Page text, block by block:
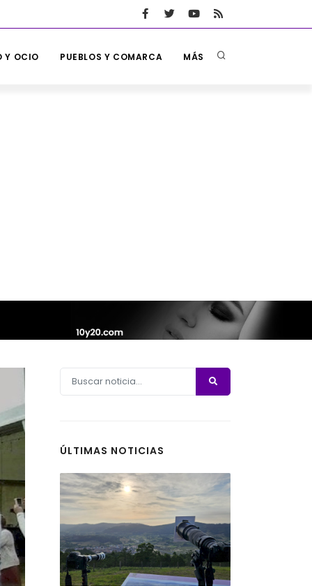
Y OCIO PUEBLOS Y COMARCA MÁS
ÚLTIMAS NOTICIAS